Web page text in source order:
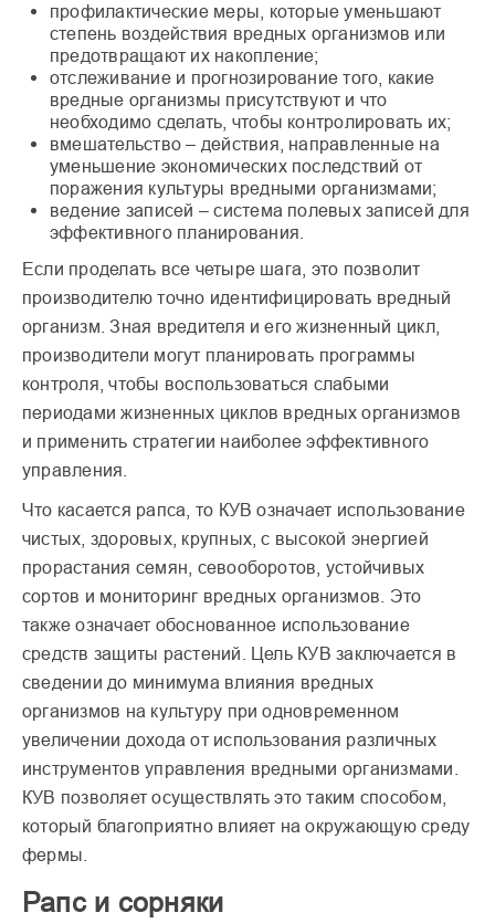
профилактические меры, которые уменьшают
степень воздействия вредных организмов или
предотвращают их накопление;
отслеживание и прогнозирование того, какие
вредные организмы присутствуют и что
необходимо сделать, чтобы контролировать их;
вмешательство – действия, направленные на
уменьшение экономических последствий от
поражения культуры вредными организмами;
ведение записей – система полевых записей для
эффективного планирования.
Если проделать все четыре шага, это позволит
производителю точно идентифицировать вредный
организм. Зная вредителя и его жизненный цикл,
производители могут планировать программы
контроля, чтобы воспользоваться слабыми
периодами жизненных циклов вредных организмов
и применить стратегии наиболее эффективного
управления.
Что касается рапса, то КУВ означает использование
чистых, здоровых, крупных, с высокой энергией
прорастания семян, севооборотов, устойчивых
сортов и мониторинг вредных организмов. Это
также означает обоснованное использование
средств защиты растений. Цель КУВ заключается в
сведении до минимума влияния вредных
организмов на культуру при одновременном
увеличении дохода от использования различных
инструментов управления вредными организмами.
КУВ позволяет осуществлять это таким способом,
который благоприятно влияет на окружающую среду
фермы.
Рапс и сорняки